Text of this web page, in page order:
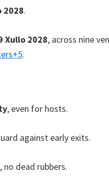
2028.
Xullo 2028, across nine
+5.
, even for hosts.
against early exits.
, no dead rubbers.